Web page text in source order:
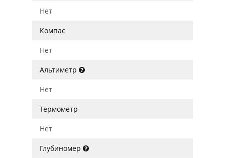
Нет
Компас
Нет
Альтиметр
Нет
Термометр
Нет
Глубиномер